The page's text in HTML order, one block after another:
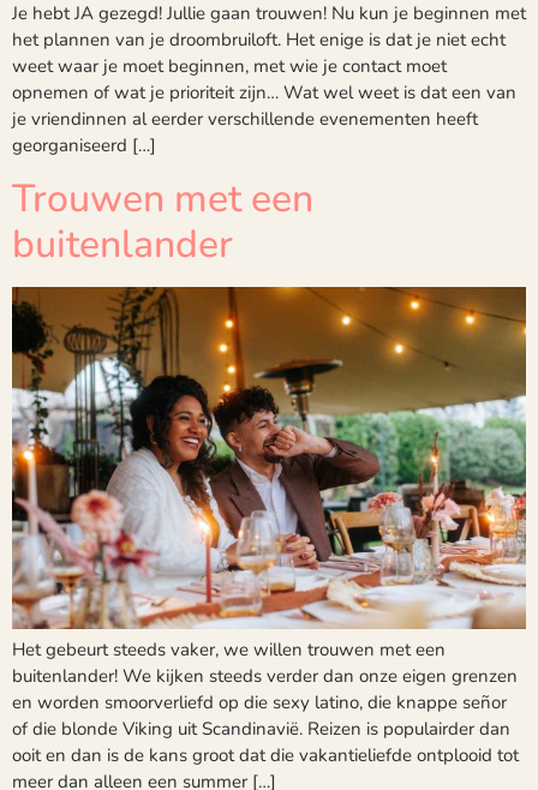
Je hebt JA gezegd! Jullie gaan trouwen! Nu kun je beginnen met
het plannen van je droombruiloft. Het enige is dat je niet echt
weet waar je moet beginnen, met wie je contact moet
opnemen of wat je prioriteit zijn… Wat wel weet is dat een van
je vriendinnen al eerder verschillende evenementen heeft
georganiseerd […]
Trouwen met een
buitenlander
Het gebeurt steeds vaker, we willen trouwen met een
buitenlander! We kijken steeds verder dan onze eigen grenzen
en worden smoorverliefd op die sexy latino, die knappe señor
of die blonde Viking uit Scandinavië. Reizen is populairder dan
ooit en dan is de kans groot dat die vakantieliefde ontplooid tot
meer dan alleen een summer […]